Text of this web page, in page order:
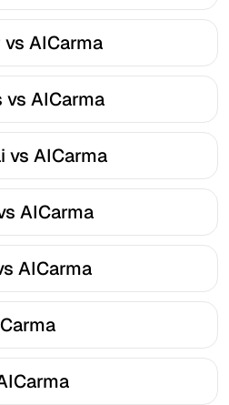
AICarma
AICarma
vs AICarma
AICarma
AICarma